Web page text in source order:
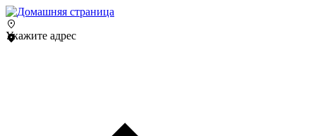
Укажите адрес